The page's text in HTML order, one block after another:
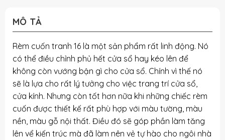
MÔ TẢ
Rèm cuốn tranh 16 là một sản phẩm rất linh động. Nó
có thể điều chỉnh phủ hết cửa sổ hay kéo lên để
không còn vướng bận gì cho cửa sổ. Chính vì thế nó
sẽ là lựa cho rất lý tưởng cho việc trang trí cửa sổ,
cửa kính. Nhưng còn tốt hơn nữa khi những chiếc rèm
cuốn được thiết kế rất phù hợp với màu tường, màu
nền, màu gỗ nội thất. Điều đó sẽ góp phần làm tăng
lên vể kiến trúc mà đã làm nên vẻ tự hào cho ngôi nhà